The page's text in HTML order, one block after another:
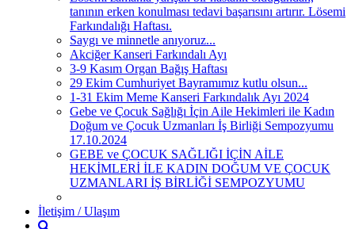
tanının erken konulması tedavi başarısını artırır. Lösemi
Farkındalığı Haftası.
Saygı ve minnetle anıyoruz...
Akciğer Kanseri Farkındalı Ayı
3-9 Kasım Organ Bağış Haftası
29 Ekim Cumhuriyet Bayramımız kutlu olsun...
1-31 Ekim Meme Kanseri Farkındalık Ayı 2024
Gebe ve Çocuk Sağlığı İçin Aile Hekimleri ile Kadın
Doğum ve Çocuk Uzmanları İş Birliği Sempozyumu
17.10.2024
GEBE ve ÇOCUK SAĞLIĞI İÇİN AİLE
HEKİMLERİ İLE KADIN DOĞUM VE ÇOCUK
UZMANLARI İŞ BİRLİĞİ SEMPOZYUMU
İletişim / Ulaşım